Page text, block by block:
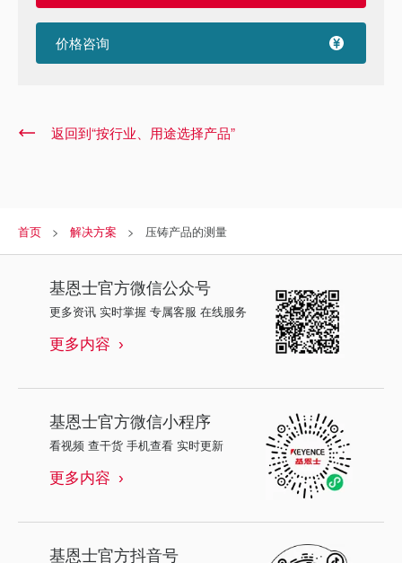
价格咨询
返回到“按行业、用途选择产品”
首页 解决方案 压铸产品的测量
基恩士官方微信公众号
更多资讯 实时掌握 专属客服 在线服务
更多内容
基恩士官方微信小程序
看视频 查干货 手机查看 实时更新
更多内容
基恩士官方抖音号